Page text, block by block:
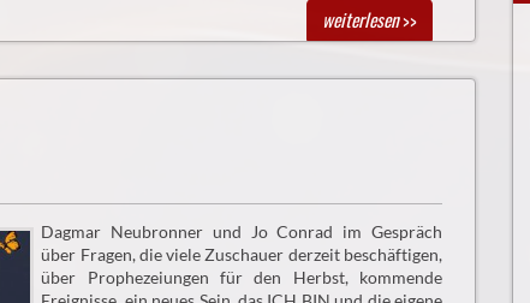
weiterlesen>>
Dagmar Neubronner und Jo Conrad im Gespräch
über Fragen, die viele Zuschauer derzeit beschäftigen,
über Prophezeiungen für den Herbst, kommende